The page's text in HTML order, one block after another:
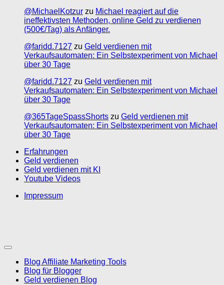
@MichaelKotzur zu Michael reagiert auf die
ineffektivsten Methoden, online Geld zu verdienen
(500€/Tag) als Anfänger.
@faridd.7127 zu Geld verdienen mit
Verkaufsautomaten: Ein Selbstexperiment von Michael
über 30 Tage
@faridd.7127 zu Geld verdienen mit
Verkaufsautomaten: Ein Selbstexperiment von Michael
über 30 Tage
@365TageSpassShorts zu Geld verdienen mit
Verkaufsautomaten: Ein Selbstexperiment von Michael
über 30 Tage
Erfahrungen
Geld verdienen
Geld verdienen mit KI
Youtube Videos
Impressum
Blog Affiliate Marketing Tools
Blog für Blogger
Geld verdienen Blog